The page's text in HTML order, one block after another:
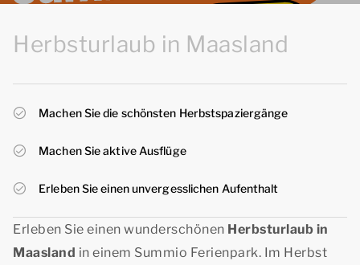
Herbsturlaub in Maasland
Machen Sie die schönsten Herbstspaziergänge
Machen Sie aktive Ausflüge
Erleben Sie einen unvergesslichen Aufenthalt
Erleben Sie einen wunderschönen Herbsturlaub in
Maasland in einem Summio Ferienpark. Im Herbst